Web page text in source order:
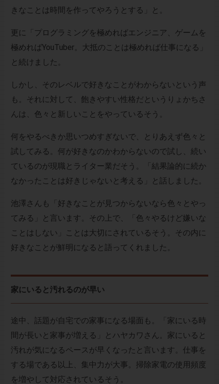
きなことは時間を作ってやろうとする」と。
更に「プログラミングを極めればエンジニア、ゲームを
極めればYouTuber。大抵のことは極めれば仕事になる」
と続けました。
しかし、そのレベルで好きなことがわからないという声
も。それに対して、飽きやすい性格だというりょかちさ
んは、色々と新しいことをやっているそう。
何をやるべきか思いつめすぎないで、とりあえず色々と
試してみる。何が好きなのかわからないので試し、続い
ているのが現職とライター業だそう。「結果論的に続か
なかったことは好きじゃないと考える」と話しました。
池澤さんも「好きなことが見つからないなら色々とやっ
てみる」と言います。その上で、「色々やるけど嫌いな
ことはしない」ことは大切にされているそう。その内に
好きなことが鮮明になると語ってくれました。
家にいると汚れるのが早い
途中、話題が自宅での家事になる場面も。「家にいる時
間が長いと家事が増える」とハヤカワさん。家にいると
汚れが気になるペースが早くなったと言います。仕事を
する場である以上、集中力が大事。掃除家電の使用頻度
を増やして対応されているそう。